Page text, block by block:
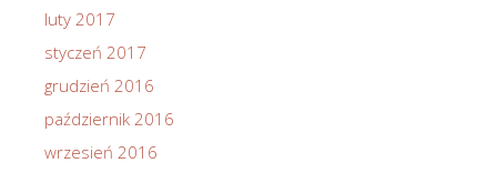
luty 2017
styczeń 2017
grudzień 2016
październik 2016
wrzesień 2016